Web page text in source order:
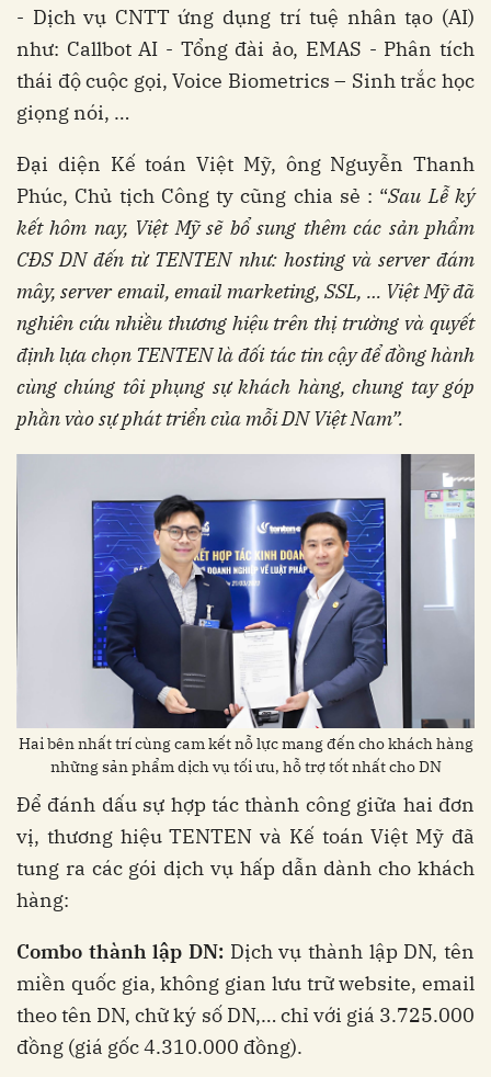
- Dịch vụ CNTT ứng dụng trí tuệ nhân tạo (AI)
như: Callbot AI - Tổng đài ảo, EMAS - Phân tích
thái độ cuộc gọi, Voice Biometrics – Sinh trắc học
giọng nói, …
Đại diện Kế toán Việt Mỹ, ông Nguyễn Thanh
Phúc, Chủ tịch Công ty cũng chia sẻ : “Sau Lễ ký
kết hôm nay, Việt Mỹ sẽ bổ sung thêm các sản phẩm
CĐS DN đến từ TENTEN như: hosting và server đám
mây, server email, email marketing, SSL, … Việt Mỹ đã
nghiên cứu nhiều thương hiệu trên thị trường và quyết
định lựa chọn TENTEN là đối tác tin cậy để đồng hành
cùng chúng tôi phụng sự khách hàng, chung tay góp
phần vào sự phát triển của mỗi DN Việt Nam”.
Hai bên nhất trí cùng cam kết nỗ lực mang đến cho khách hàng
những sản phẩm dịch vụ tối ưu, hỗ trợ tốt nhất cho DN
Để đánh dấu sự hợp tác thành công giữa hai đơn
vị, thương hiệu TENTEN và Kế toán Việt Mỹ đã
tung ra các gói dịch vụ hấp dẫn dành cho khách
hàng:
Combo thành lập DN: Dịch vụ thành lập DN, tên
miền quốc gia, không gian lưu trữ website, email
theo tên DN, chữ ký số DN,… chỉ với giá 3.725.000
đồng (giá gốc 4.310.000 đồng).